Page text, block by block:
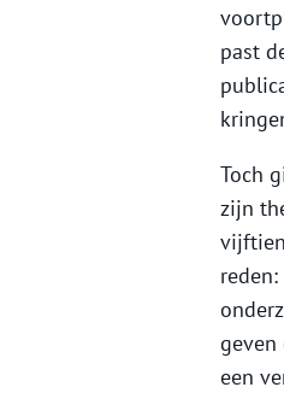
past
Toch
zijn
geven
een